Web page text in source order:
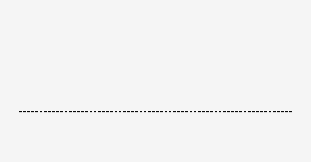
------------------------------------------------------------------